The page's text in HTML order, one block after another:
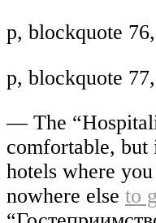
p, blockquote
p, blockquote
— The
comfortable, but
hotels where
nowhere else to